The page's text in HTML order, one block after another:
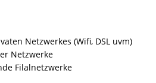
Netzwerkes (Wifi, DSL uvm)
Netzwerke
Filalnetzwerke